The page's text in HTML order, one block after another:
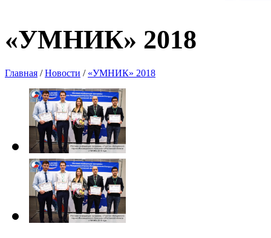
«УМНИК» 2018
Главная / Новости / «УМНИК» 2018